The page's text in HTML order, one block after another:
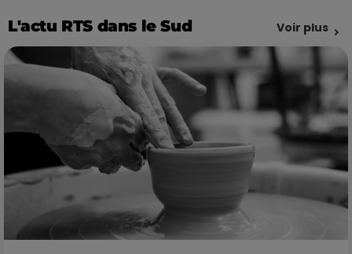
L'actu RTS dans le Sud Voir plus